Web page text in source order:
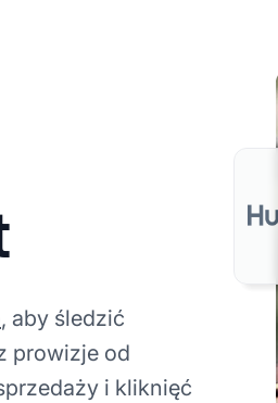
, aby śledzić
prowizje od
i kliknięć